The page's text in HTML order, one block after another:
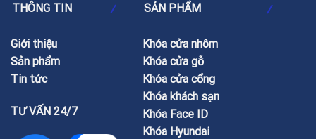
THÔNG TIN
Giới thiệu
Sản phẩm
Tin tức
TƯ VẤN 24/7
SẢN PHẨM
Khóa cửa nhôm
Khóa cửa gỗ
Khóa cửa cổng
Khóa khách sạn
Khóa Face ID
Khóa Hyundai